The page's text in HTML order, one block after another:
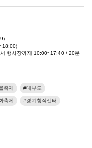
행사장까지 10:00~17:40 / 20분
축제 대부도
축제 경기창작센터